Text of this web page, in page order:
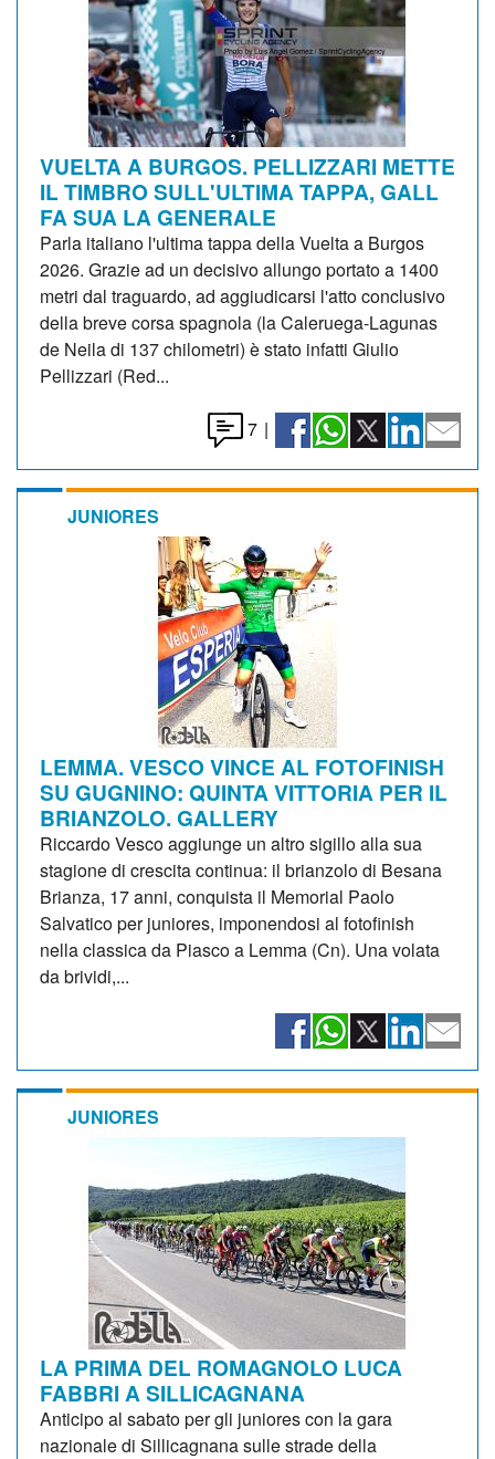
VUELTA A BURGOS. PELLIZZARI METTE
IL TIMBRO SULL'ULTIMA TAPPA, GALL
FA SUA LA GENERALE
Parla italiano l'ultima tappa della Vuelta a Burgos
2026. Grazie ad un decisivo allungo portato a 1400
metri dal traguardo, ad aggiudicarsi l'atto conclusivo
della breve corsa spagnola (la Caleruega-Lagunas
de Neila di 137 chilometri) è stato infatti Giulio
Pellizzari (Red...
7 |
JUNIORES
LEMMA. VESCO VINCE AL FOTOFINISH
SU GUGNINO: QUINTA VITTORIA PER IL
BRIANZOLO. GALLERY
Riccardo Vesco aggiunge un altro sigillo alla sua
stagione di crescita continua: il brianzolo di Besana
Brianza, 17 anni, conquista il Memorial Paolo
Salvatico per juniores, imponendosi al fotofinish
nella classica da Piasco a Lemma (Cn). Una volata
da brividi,...
JUNIORES
LA PRIMA DEL ROMAGNOLO LUCA
FABBRI A SILLICAGNANA
Anticipo al sabato per gli juniores con la gara
nazionale di Sillicagnana sulle strade della